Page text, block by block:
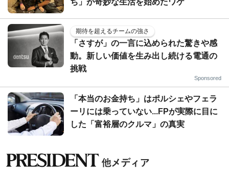
期待を超えるチームの強さ
「さすが」の一言に込められた驚きや感
動。新しい価値を生み出し続ける電通の
挑戦
Sponsored
「本当のお金持ち」はポルシェやフェラ
ーリには乗っていない...FPが実際に目に
した「富裕層のクルマ」の真実